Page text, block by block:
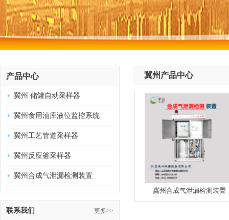
产品中心
冀州 储罐自动采样器
冀州食用油库液位监控系统
冀州工艺管道采样器
冀州反应釜采样器
冀州合成气泄漏检测装置
联系我们 更多>>
冀州产品中心
冀州合成气泄漏检测装置